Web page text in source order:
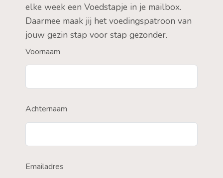
elke week een Voedstapje in je mailbox.
Daarmee maak jij het voedingspatroon van
jouw gezin stap voor stap gezonder.
Voornaam
Achternaam
Emailadres